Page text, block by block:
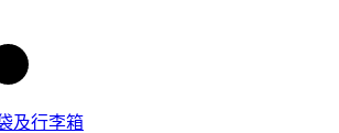
及行李箱